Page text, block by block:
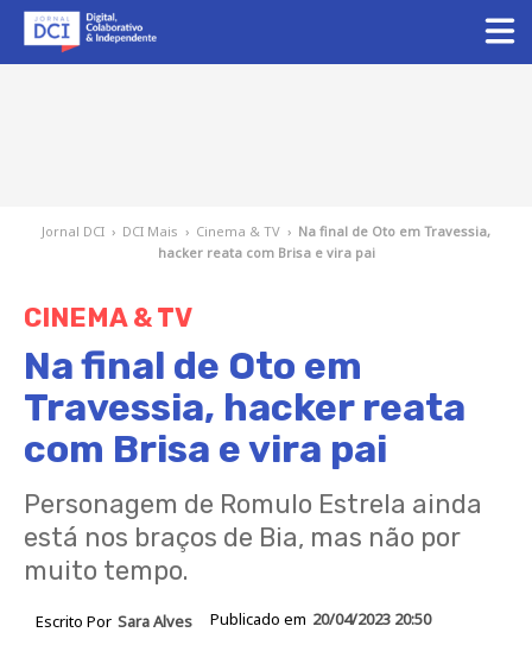
Jornal DCI › DCI Mais › Cinema & TV › Na final de Oto em Travessia,
hacker reata com Brisa e vira pai
CINEMA & TV
Na final de Oto em
Travessia, hacker reata
com Brisa e vira pai
Personagem de Romulo Estrela ainda
está nos braços de Bia, mas não por
muito tempo.
Escrito Por Sara Alves Publicado em 20/04/2023 20:50